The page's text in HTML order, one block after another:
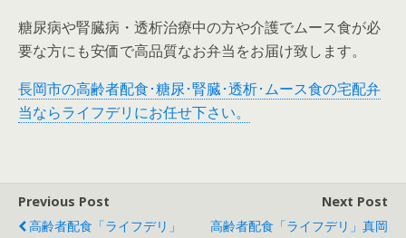
糖尿病や腎臓病・透析治療中の方や介護でムース食が必
要な方にも安価で高品質なお弁当をお届け致します。
長岡市の高齢者配食･糖尿･腎臓･透析･ムース食の宅配弁
当ならライフデリにお任せ下さい。
Previous Post
高齢者配食「ライフデリ」
Next Post
高齢者配食「ライフデリ」真岡